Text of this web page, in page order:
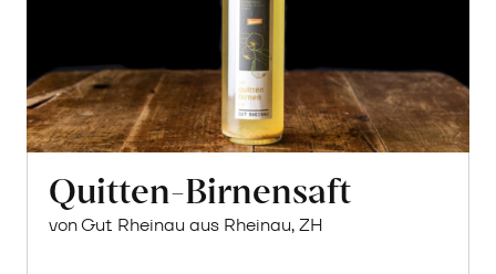
Quitten-Birnensaft
von Gut Rheinau aus Rheinau, ZH